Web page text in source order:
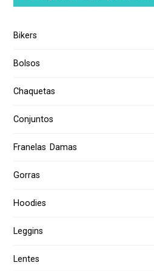
Bikers
Bolsos
Chaquetas
Conjuntos
Franelas Damas
Gorras
Hoodies
Leggins
Lentes